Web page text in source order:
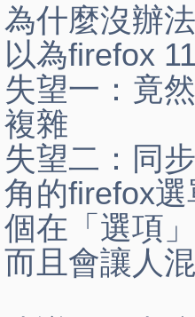
為什麼沒辦
以為firefox
失望一：竟
複雜
失望二：同
角的firefox
個在「選項
而且會讓人